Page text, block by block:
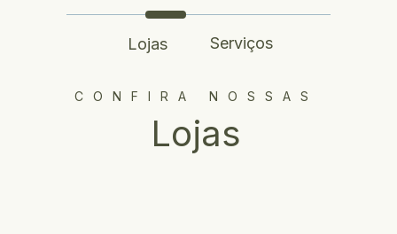
Lojas Serviços
CONFIRA NOSSAS
Lojas